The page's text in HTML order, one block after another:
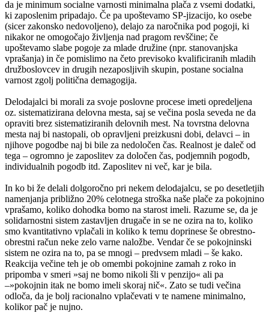
da je minimum socialne varnosti minimalna plača z vsemi dodatki,
ki zaposlenim pripadajo. Če pa upoštevamo SP-jizacijo, ko osebe
(sicer zakonsko nedovoljeno), delajo za naročnika pod pogoji, ki
nikakor ne omogočajo življenja nad pragom revščine; če
upoštevamo slabe pogoje za mlade družine (npr. stanovanjska
vprašanja) in če pomislimo na četo previsoko kvalificiranih mladih
družboslovcev in drugih nezaposljivih skupin, postane socialna
varnost zgolj politična demagogija.
Delodajalci bi morali za svoje poslovne procese imeti opredeljena
oz. sistematizirana delovna mesta, saj se večina posla seveda ne da
opraviti brez sistematiziranih delovnih mest. Na tovrstna delovna
mesta naj bi nastopali, ob opravljeni preizkusni dobi, delavci – in
njihove pogodbe naj bi bile za nedoločen čas. Realnost je daleč od
tega – ogromno je zaposlitev za določen čas, podjemnih pogodb,
individualnih pogodb itd. Zaposlitev ni več, kar je bila.
In ko bi že delali dolgoročno pri nekem delodajalcu, se po desetletjih
namenjanja približno 20% celotnega stroška naše plače za pokojnino
vprašamo, koliko dohodka bomo na starost imeli. Razume se, da je
solidarnostni sistem zastavljen drugače in se ne ozira na to, koliko
smo kvantitativno vplačali in koliko k temu doprinese še obrestno-
obrestni račun neke zelo varne naložbe. Vendar če se pokojninski
sistem ne ozira na to, pa se mnogi – predvsem mladi – še kako.
Reakcija večine teh je ob omembi pokojnine zamah z roko in
pripomba v smeri »saj ne bomo nikoli šli v penzijo« ali pa
–»pokojnin itak ne bomo imeli skoraj nič«. Zato se tudi večina
odloča, da je bolj racionalno vplačevati v te namene minimalno,
kolikor pač je nujno.